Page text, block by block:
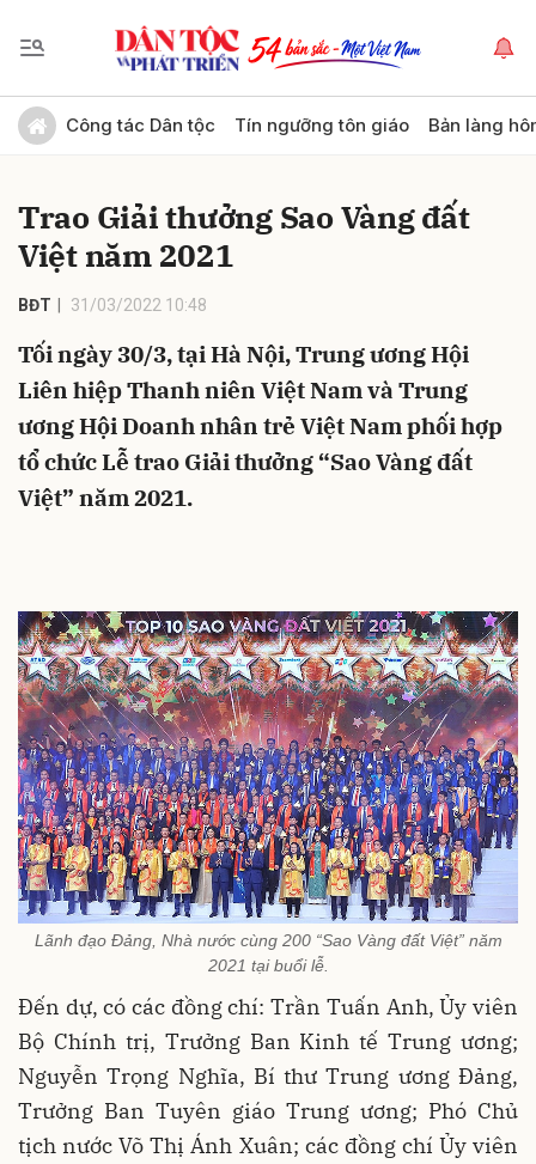
Công tác Dân tộc Tín ngưỡng tôn giáo Bản làng
Trao Giải thưởng Sao Vàng đất
Việt năm 2021
BĐT 31/03/2022 10:48
Tối ngày 30/3, tại Hà Nội, Trung ương Hội
Liên hiệp Thanh niên Việt Nam và Trung
ương Hội Doanh nhân trẻ Việt Nam phối hợp
tổ chức Lễ trao Giải thưởng “Sao Vàng đất
Việt” năm 2021.
Lãnh đạo Đảng, Nhà nước cùng 200 “Sao Vàng đất Việt” năm
2021 tại buổi lễ.
Đến dự, có các đồng chí: Trần Tuấn Anh, Ủy viên
Bộ Chính trị, Trưởng Ban Kinh tế Trung ương;
Nguyễn Trọng Nghĩa, Bí thư Trung ương Đảng,
Trưởng Ban Tuyên giáo Trung ương; Phó Chủ
tịch nước Võ Thị Ánh Xuân; các đồng chí Ủy viên
Gửi bình luận
Hủy Gửi